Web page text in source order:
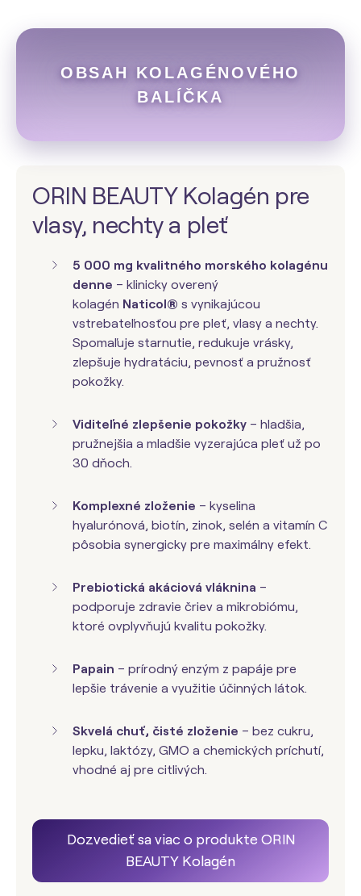
OBSAH KOLAGÉNOVÉHO
BALÍČKA
ORIN BEAUTY Kolagén pre
vlasy, nechty a pleť
5 000 mg kvalitného morského kolagénu
denne – klinicky overený
kolagén Naticol® s vynikajúcou
vstrebateľnosťou pre pleť, vlasy a nechty.
Spomaľuje starnutie, redukuje vrásky,
zlepšuje hydratáciu, pevnosť a pružnosť
pokožky.
Viditeľné zlepšenie pokožky – hladšia,
pružnejšia a mladšie vyzerajúca pleť už po
30 dňoch.
Komplexné zloženie – kyselina
hyalurónová, biotín, zinok, selén a vitamín C
pôsobia synergicky pre maximálny efekt.
Prebiotická akáciová vláknina –
podporuje zdravie čriev a mikrobiómu,
ktoré ovplyvňujú kvalitu pokožky.
Papain – prírodný enzým z papáje pre
lepšie trávenie a využitie účinných látok.
Skvelá chuť, čisté zloženie – bez cukru,
lepku, laktózy, GMO a chemických príchutí,
vhodné aj pre citlivých.
Dozvedieť sa viac o produkte ORIN
BEAUTY Kolagén